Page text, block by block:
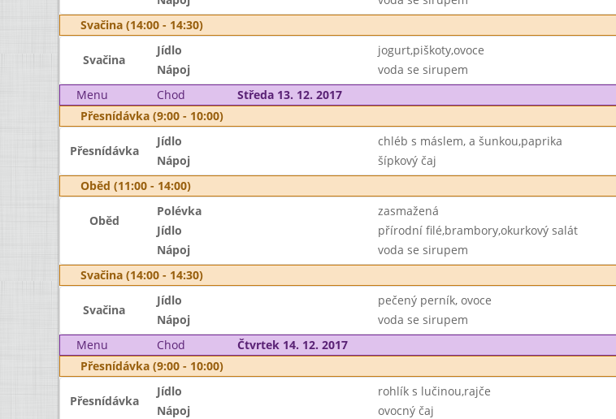
Svačina (14:00 - 14:30)
Svačina
Jídlo jogurt,piškoty,ovoce
Nápoj
voda se sirupem
Menu
Chod Středa 13. 12. 2017
Přesnídávka (9:00 - 10:00)
Přesnídávka
Jídlo chléb s máslem, a šunkou,paprika
Nápoj
šípkový čaj
Oběd (11:00 - 14:00)
Oběd
Polévka zasmažená
Jídlo
přírodní filé,brambory,okurkový salát
Nápoj
voda se sirupem
Svačina (14:00 - 14:30)
Svačina
Jídlo pečený perník, ovoce
Nápoj
voda se sirupem
Menu
Chod Čtvrtek 14. 12. 2017
Přesnídávka (9:00 - 10:00)
Přesnídávka
Jídlo rohlík s lučinou,rajče
Nápoj
ovocný čaj